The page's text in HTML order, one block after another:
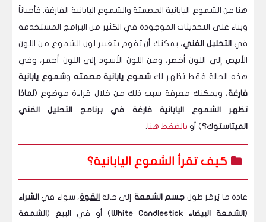
هنا عن الشموع اليابانية المصمتة والشموع اليابانية الفارغة. فأحياناً
وبناء على التحديثات الموجودة في الكثير من البرامج المستخدمة
في التحليل الفني، يمكنك أن تقوم بتغيير لون الشموع من اللون
الأبيض إلى اللون أخضر، ومن اللون الأسود إلى اللون أحمر، وفي
هذه الحالة فقط تظهر لك شموع يابانية مصمته وشموع يابانية
فارغة، ويمكنك معرفة سبب ذلك من خلال قراءة موضوع (لماذا
تظهر الشموع اليابانية فارغة في برنامج التحليل الفني
الميتاستوك؟ ) أو بالضغط هنا.
كيف تقرأ الشموع اليابانية؟
عادة ما يَرمُز طول جسم الشمعة إلى حالة القوة، سواء في الشراء
( الشمعة البيضاء White Candlestick ) أو في البيع ( الشمعة